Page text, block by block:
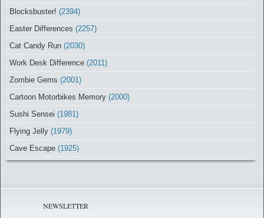
Blocksbuster! (2394)
Easter Differences (2257)
Cat Candy Run (2030)
Work Desk Difference (2011)
Zombie Gems (2001)
Cartoon Motorbikes Memory (2000)
Sushi Sensei (1981)
Flying Jelly (1979)
Cave Escape (1925)
NEWSLETTER